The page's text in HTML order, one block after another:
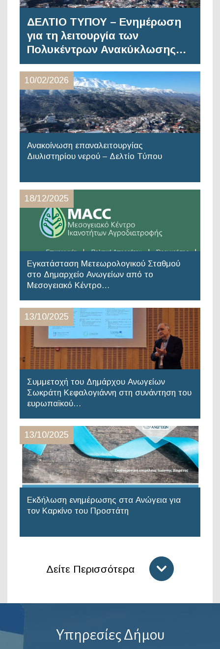
ΔΕΛΤΙΟ ΤΥΠΟΥ – Ενημέρωση
για τη λειτουργία των
Πολυκέντρων Ανακύκλωσης…
10/02/2026
Ανακοίνωση επαναλειτουργίας
Διυλιστηρίου νερού – Δελτίο Τύπου
18/12/2025
Εγκατάσταση Μετεωρολογικού Σταθμού
στο Δημαρχείο Ανωγείων από το
Μεσογειακό Κέντρο…
13/10/2025
Συμμετοχή του Δημάρχου Ανωγείων
Σωκράτη Κεφαλογιάννη στη συνάντηση του
ευρωπαϊκού…
13/10/2025
Εκδήλωση ενημέρωσης στα Ανώγεια για
τον Καρκίνο του Προστάτη
Δείτε Περισσότερα
Υπηρεσίες Δήμου